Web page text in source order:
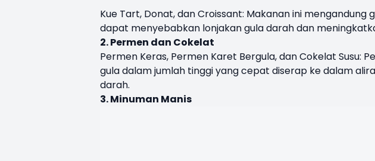
Kue Tart, Donat, dan Croissant: Makanan ini
dapat menyebabkan lonjakan gula darah dan
2. Permen dan Cokelat
Permen Keras, Permen Karet Bergula, dan Cokelat Susu:
gula dalam jumlah tinggi yang cepat diserap ke dalam
darah.
3. Minuman Manis